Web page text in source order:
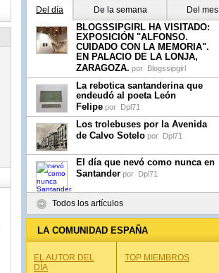
Del día De la semana Del mes
BLOGSSIPGIRL HA VISITADO:
EXPOSICIÓN "ALFONSO.
CUIDADO CON LA MEMORIA".
EN PALACIO DE LA LONJA,
ZARAGOZA. por Blogssipgirl
La rebotica santanderina que
endeudó al poeta León
Felipe por Dpl71
Los trolebuses por la Avenida
de Calvo Sotelo por Dpl71
El día que nevó como nunca en
Santander por Dpl71
Todos los artículos
LA COMUNIDAD ESPAÑA
EL AUTOR DEL
DÍA
TOP MIEMBROS